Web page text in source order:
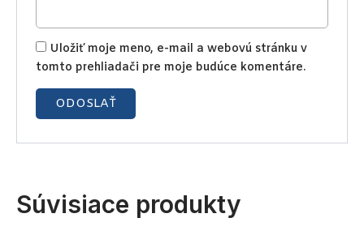
Uložiť moje meno, e-mail a webovú stránku v
tomto prehliadači pre moje budúce komentáre.
Súvisiace produkty